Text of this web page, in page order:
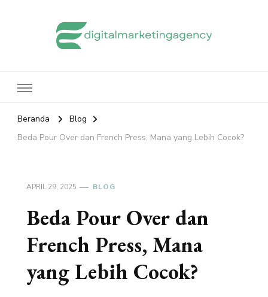
Beranda
Blog
Beda Pour Over dan French Press, Mana yang Lebih Cocok?
APRIL 29, 2025 BLOG
Beda Pour Over dan
French Press, Mana
yang Lebih Cocok?